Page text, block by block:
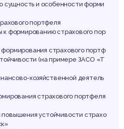
сущность и особенности форми
портфеля
формированию страхового пор
страхового портф
(на примере ЗАСО «Т
хозяйственной деятель
страхового портфеля
устойчивости страхо